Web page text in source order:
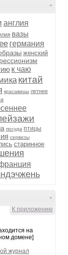
-
англия
вазы
германия
женский
к чаю
китай
красавицы летнее
посуда птицы
сервизы
старинное
-
К приложению
на
домене]
журнал